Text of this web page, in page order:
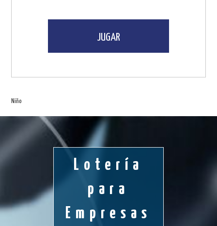
JUGAR
Niño
Lotería
para
Empresas